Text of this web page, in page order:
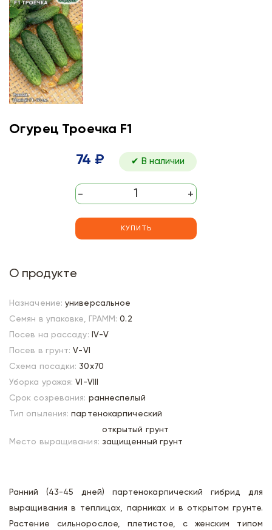
Огурец Троечка F1
74 ₽ ✔ В наличии
- +
КУПИТЬ
О продукте
Назначение: универсальное
Семян в упаковке, ГРАММ: 0.2
Посев на рассаду: IV-V
Посев в грунт: V-VI
Схема посадки: 30х70
Уборка урожая: VI-VIII
Срок созревания: раннеспелый
Тип опыления: партенокарпический
Место выращивания:
открытый грунт
защищенный грунт
Ранний (43-45 дней) партенокарпический гибрид для
выращивания в теплицах, парниках и в открытом грунте.
Растение сильнорослое, плетистое, с женским типом